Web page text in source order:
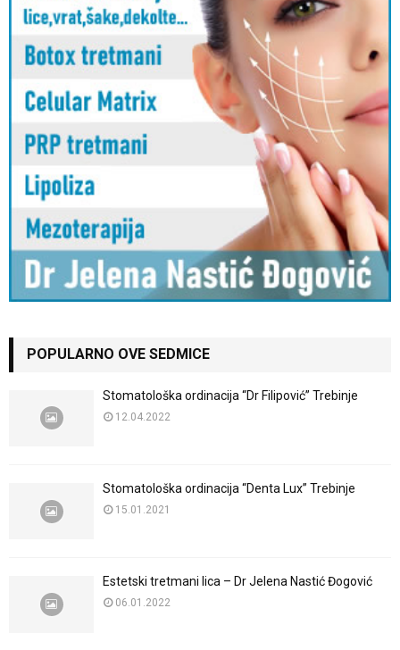
POPULARNO OVE SEDMICE
Stomatološka ordinacija “Dr Filipović” Trebinje
12.04.2022
Stomatološka ordinacija “Denta Lux” Trebinje
15.01.2021
Estetski tretmani lica – Dr Jelena Nastić Đogović
06.01.2022